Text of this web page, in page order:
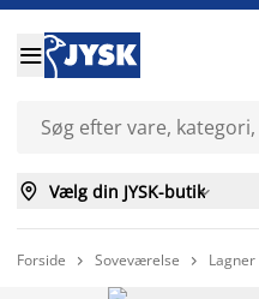

 Vælg din JYSK-butik
Forside  Soveværelse  Lagner